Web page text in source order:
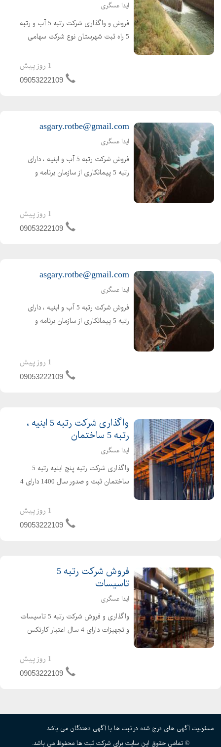
ایدا عسگری
فروش و واگذاری شرکت رتبه 5 آب و رتبه
5 راه ثبت شهرستان نوع شرکت سهامی
شرکت تازه صدور و تازه تاسیس است و
هیچگونه بدهی و کارکردی ندارد شرکت
1 روز پیش
09053222109
asgary.rotbe@gmail.com
ایدا عسگری
فروش شرکت رتبه 5 آب و ابنیه ، دارای
رتبه 5 پیمانکاری از سازمان برنامه و
1 روز پیش
09053222109
asgary.rotbe@gmail.com
ایدا عسگری
فروش شرکت رتبه 5 آب و ابنیه ، دارای
رتبه 5 پیمانکاری از سازمان برنامه و
1 روز پیش
09053222109
واگذاری شرکت رتبه 5 ابنیه ،
رتبه 5 ساختمان
ایدا عسگری
واگذاری شرکت رتبه پنج ابنیه رتبه 5
ساختمان ثبت و صدور سال 1400 دارای 4
مهندس بدون کارکرد قیمت مناسب برای
کسب اطلاعات بیشتر تماس بگیرید
1 روز پیش
09053222109
فروش شرکت رتبه 5
تاسیسات
ایدا عسگری
واگذاری و فروش شرکت رتبه 5 تاسیسات
و تجهیزات دارای 4 سال اعتبار کارتکس
بدون کارکرد و تازه تاسیس نقل و انتقال و
صورت جلسات تغیرات در 14 روز کاری
1 روز پیش
09053222109
مسئولیت آگهی های درج شده در ثبت ها با آگهی دهندگان می باشد.
© تمامی حقوق این سایت برای شرکت ثبت ها محفوظ می باشد.